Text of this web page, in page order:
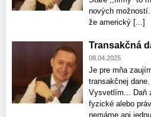
nových
že americký [...]
Transakčná
08.04.2025
Je pre mňa
transakčnej
Vysvetlím... Daň
fyzické alebo
nemáme ani